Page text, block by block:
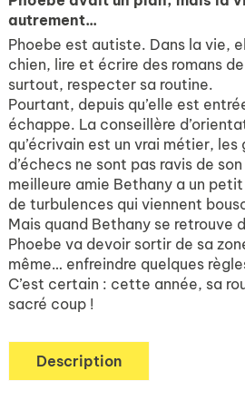
autrement...
Phoebe est autiste. Dans la vie,
chien, lire et écrire des romans
surtout, respecter sa routine.
Pourtant, depuis qu’elle est
échappe. La conseillère
qu’écrivain est un vrai métier, les
d’échecs ne sont pas ravis de
meilleure amie Bethany a un
de turbulences qui viennent
Mais quand Bethany se retrouve
Phoebe va devoir sortir de sa
même… enfreindre quelques
C’est certain : cette année, sa
sacré coup !
Description